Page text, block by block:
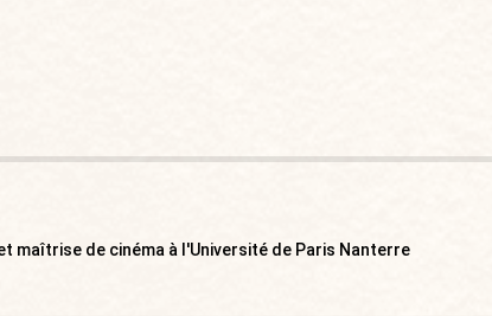
maîtrise de cinéma à l'Université de Paris Nanterre